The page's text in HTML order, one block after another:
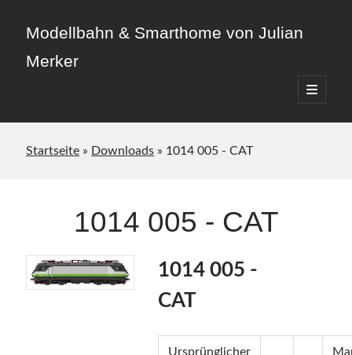
Modellbahn & Smarthome von Julian
Merker
open
primary
Sidebar
Home Assistant
Modellbahn
Startseite » Downloads » 1014 005 - CAT
1014 005 - CAT
1014 005 -
CAT
Ursprünglicher